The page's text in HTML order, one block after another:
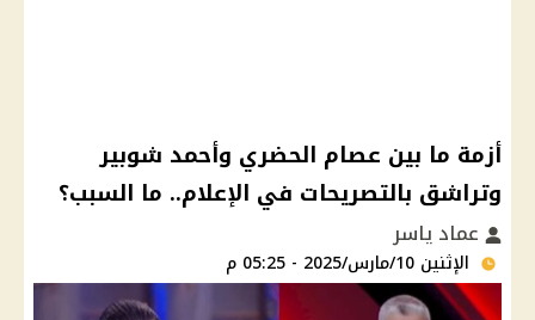
أزمة ما بين عصام الحضري وأحمد شوبير
وتراشق بالتصريحات في الإعلام.. ما السبب؟
عماد ياسر
الإثنين 10/مارس/2025 - 05:25 م